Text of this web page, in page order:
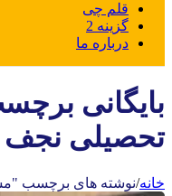
قلم چی
گزینه 2
درباره ما
بایگانی
تحصیلی نجف
خانه/نوشته های برچسب